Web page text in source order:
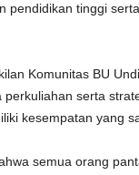
pendidikan tinggi
Komunitas BU
serta
kesempatan yang
semua orang